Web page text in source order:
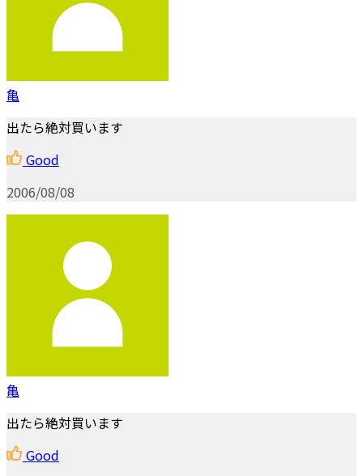
亀
出たら絶対買います
Good
2006/08/08
亀
出たら絶対買います
Good